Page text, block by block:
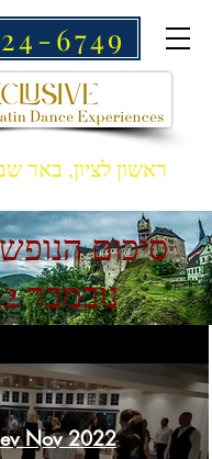
6749
ראשון לציון, באר
סיכום
נובמבר 2022
Nov 2022